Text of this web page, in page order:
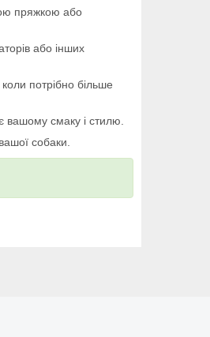
пряжкою або
або інших
потрібно більше
вашому смаку і стилю.
собаки.